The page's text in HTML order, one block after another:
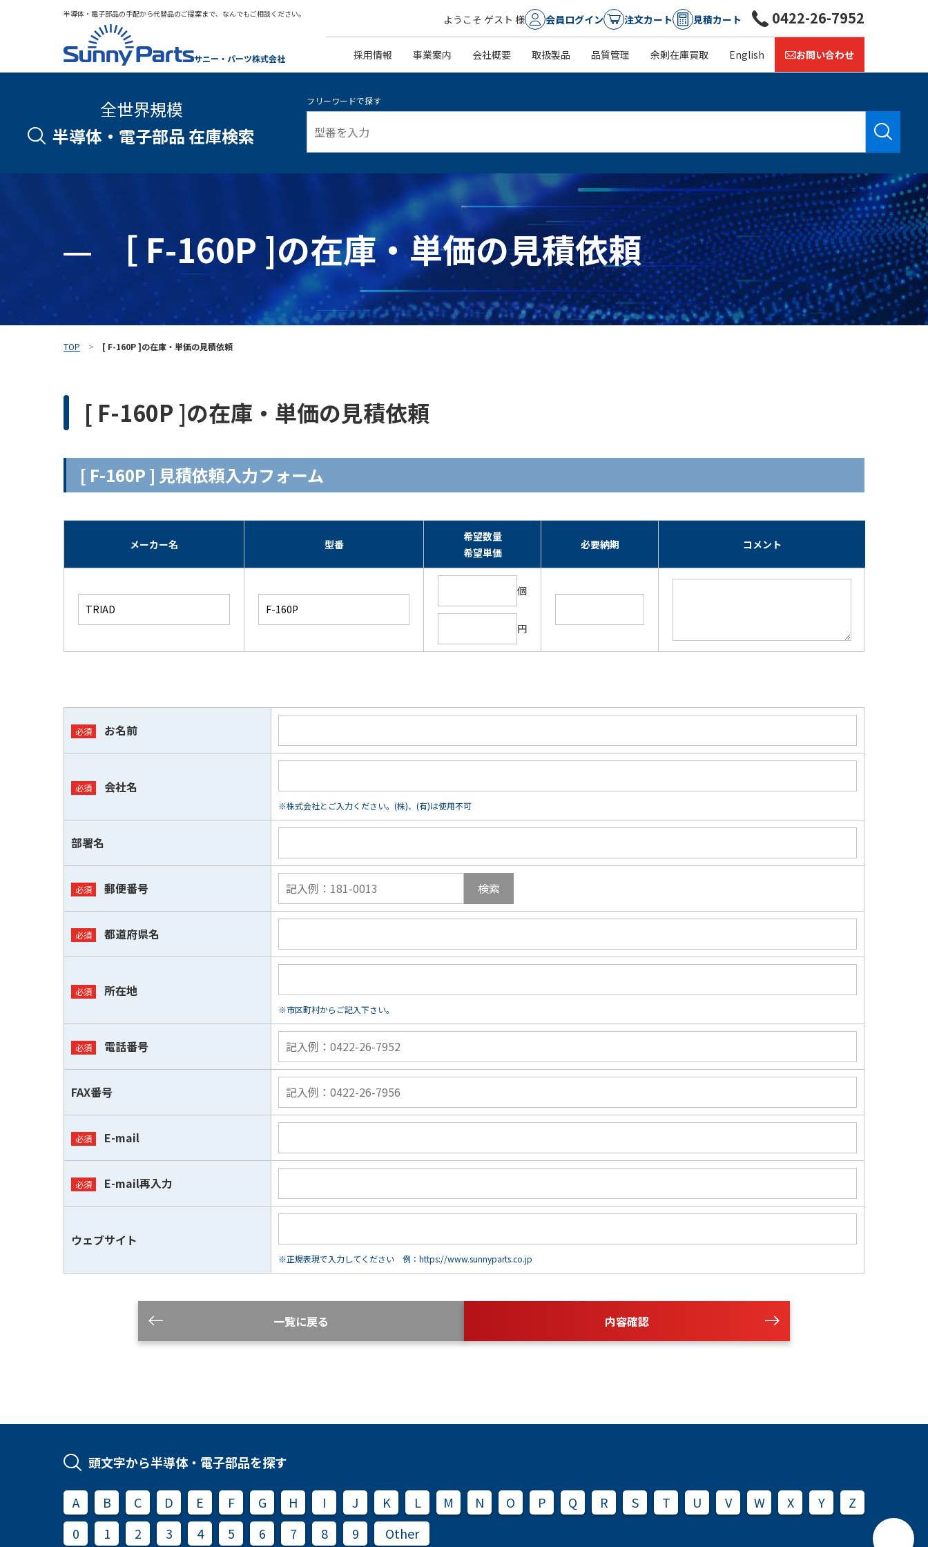
半導体・電子部品の手配から代替品のご提案まで、なんでもご相談ください。
サニー・パーツ株式会社
ようこそ ゲスト 様 会員ログイン 注文カート 見積カート
採用情報 事業案内 会社概要 取扱製品 品質管理 余剰在庫買取 English お問い合わせ
0422-26-7952
全世界規模
半導体・電子部品 在庫検索
フリーワードで探す
［ F-160P ]の在庫・単価の見積依頼
TOP [ F-160P ]の在庫・単価の見積依頼
[ F-160P ]の在庫・単価の見積依頼
[ F-160P ] 見積依頼入力フォーム
メーカー名 型番
希望数量
希望単価
必要納期 コメント
個
円
お名前
会社名
※株式会社とご入力ください。(株)、(有)は使用不可
部署名
郵便番号 検索
都道府県名
所在地
※市区町村からご記入下さい。
電話番号
FAX番号
E-mail
E-mail再入力
ウェブサイト
※正規表現で入力してください 例：https://www.sunnyparts.co.jp
一覧に戻る 内容確認
頭文字から半導体・電子部品を探す
A B C D E F G H I J K L M N O P Q R S T U V W X Y
Z
0
1 2 3 4 5 6 7 8 9 Other